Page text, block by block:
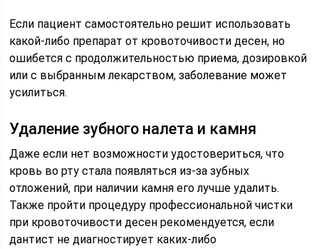
Если пациент самостоятельно решит использовать
какой-либо препарат от кровоточивости десен, но
ошибется с продолжительностью приема, дозировкой
или с выбранным лекарством, заболевание может
усилиться.
Удаление зубного налета и камня
Даже если нет возможности удостовериться, что
кровь во рту стала появляться из-за зубных
отложений, при наличии камня его лучше удалить.
Также пройти процедуру профессиональной чистки
при кровоточивости десен рекомендуется, если
дантист не диагностирует каких-либо